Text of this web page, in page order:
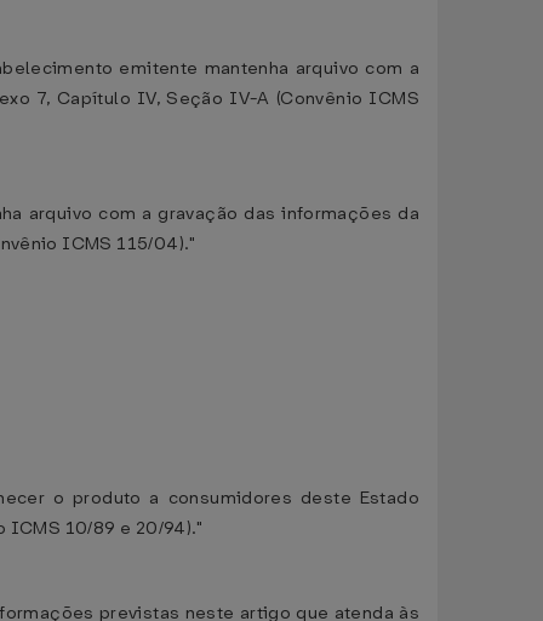
emitente mantenha arquivo com a
7, Capítulo IV, Seção IV-A (Convênio ICMS
arquivo com a gravação das informações da
ICMS 115/04)."
o produto a consumidores deste Estado
ICMS 10/89 e 20/94)."
previstas neste artigo que atenda às